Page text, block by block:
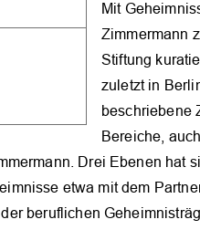
Mit
Zimmermann
Stiftung
zuletzt in
beschriebene
Bereiche,
Drei Ebenen hat
etwa mit dem
beruflichen